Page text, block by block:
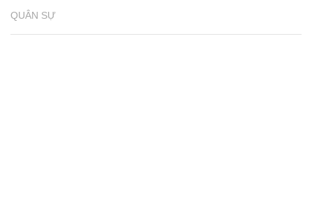
QUÂN SỰ